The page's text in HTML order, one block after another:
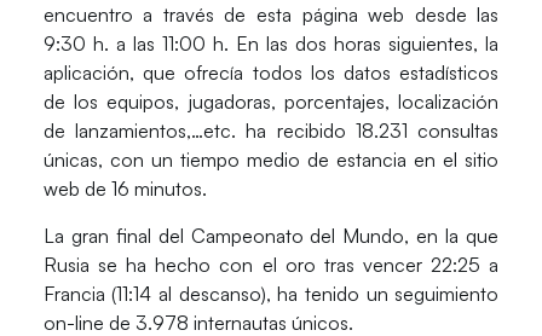
encuentro a través de esta página web desde las
9:30 h. a las 11:00 h. En las dos horas siguientes, la
aplicación, que ofrecía todos los datos estadísticos
de los equipos, jugadoras, porcentajes, localización
de lanzamientos,…etc. ha recibido 18.231 consultas
únicas, con un tiempo medio de estancia en el sitio
web de 16 minutos.
La gran final del Campeonato del Mundo, en la que
Rusia se ha hecho con el oro tras vencer 22:25 a
Francia (11:14 al descanso), ha tenido un seguimiento
o­n-line de 3.978 internautas únicos.